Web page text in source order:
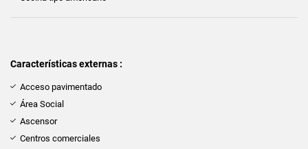
Características externas :
Acceso pavimentado
Área Social
Ascensor
Centros comerciales